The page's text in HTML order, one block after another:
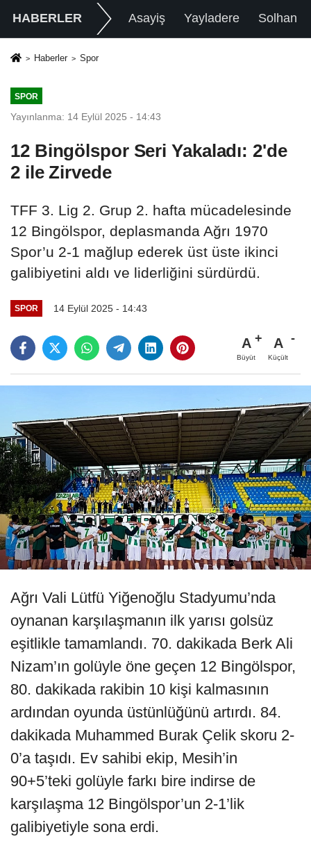
HABERLER Asayiş Yayladere Solhan
Haberler Spor
SPOR
Yayınlanma: 14 Eylül 2025 - 14:43
12 Bingölspor Seri Yakaladı: 2'de
2 ile Zirvede
TFF 3. Lig 2. Grup 2. hafta mücadelesinde
12 Bingölspor, deplasmanda Ağrı 1970
Spor’u 2-1 mağlup ederek üst üste ikinci
galibiyetini aldı ve liderliğini sürdürdü.
SPOR 14 Eylül 2025 - 14:43
A
Büyüt
A
Küçült
Ağrı Vali Lütfü Yiğenoğlu Stadyumu’nda
oynanan karşılaşmanın ilk yarısı golsüz
eşitlikle tamamlandı. 70. dakikada Berk Ali
Nizam’ın golüyle öne geçen 12 Bingölspor,
80. dakikada rakibin 10 kişi kalmasının
ardından oyunda üstünlüğünü artırdı. 84.
dakikada Muhammed Burak Çelik skoru 2-
0’a taşıdı. Ev sahibi ekip, Mesih’in
90+5’teki golüyle farkı bire indirse de
karşılaşma 12 Bingölspor’un 2-1’lik
galibiyetiyle sona erdi.